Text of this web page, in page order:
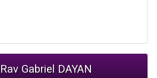
Gabriel DAYAN